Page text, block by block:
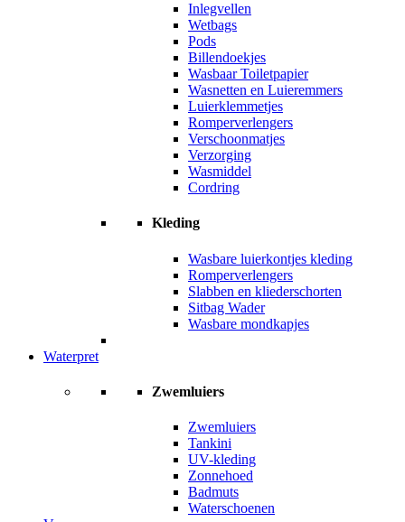
Inlegvellen
Wetbags
Pods
Billendoekjes
Wasbaar Toiletpapier
Wasnetten en Luieremmers
Luierklemmetjes
Romperverlengers
Verschoonmatjes
Verzorging
Wasmiddel
Cordring
Kleding
Wasbare luierkontjes kleding
Romperverlengers
Slabben en kliederschorten
Sitbag Wader
Wasbare mondkapjes
Waterpret
Zwemluiers
Zwemluiers
Tankini
UV-kleding
Zonnehoed
Badmuts
Waterschoenen